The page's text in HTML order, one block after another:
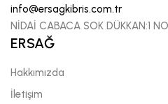
info@ersagkibris.com.tr
NİDAİ CABACA SOK DÜKKAN:1
ERSAĞ
Hakkımızda
İletişim